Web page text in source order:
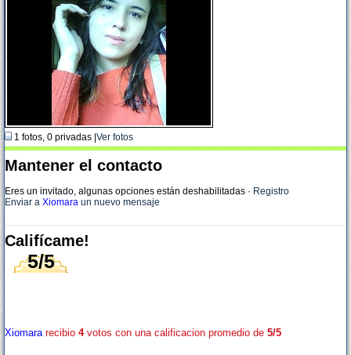
1 fotos, 0 privadas | Ver fotos
Mantener el contacto
Eres un invitado, algunas opciones están deshabilitadas · Registro
Enviar a Xiomara un nuevo mensaje
Califícame!
5/5
Xiomararecibio 4votos con una calificacion promedio de 5/5